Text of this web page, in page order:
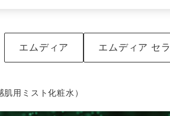
エムディア エムディア セ
用ミスト化粧水）